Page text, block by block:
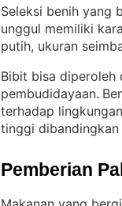
Seleksi benih yang
unggul memiliki
putih, ukuran
Bibit bisa diperoleh
pembudidayaan.
terhadap
tinggi
Pemberian